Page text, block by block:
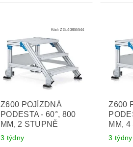
Kód:ZG-40855544
Z600 POJÍZDNÁ
PODESTA - 60°, 800
MM, 2 STUPNĚ
3 týdny
Z600
MM,
3 týdny